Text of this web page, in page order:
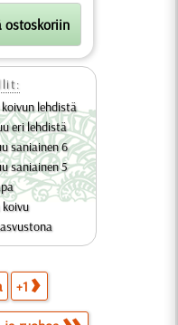
lehdistä
eri lehdistä
saniainen 6
saniainen 5
koivu
+1